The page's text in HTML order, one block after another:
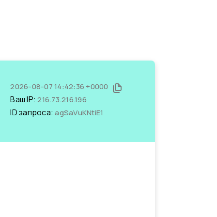
2026-08-07 14:42:36 +0000
Ваш IP:216.73.216.196
ID запроса:agSaVuKNtiE1